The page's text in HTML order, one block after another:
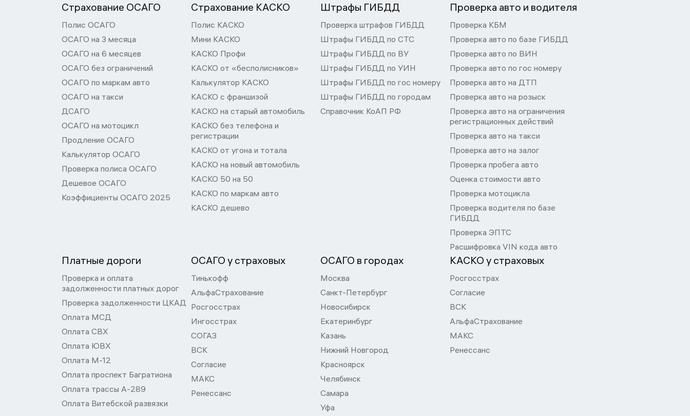
Страхование ОСАГО
Полис ОСАГО
ОСАГО на 3 месяца
ОСАГО на 6 месяцев
ОСАГО без ограничений
ОСАГО по маркам авто
ОСАГО на такси
ДСАГО
ОСАГО на мотоцикл
Продление ОСАГО
Калькулятор ОСАГО
Проверка полиса ОСАГО
Дешевое ОСАГО
Коэффициенты ОСАГО 2025
Страхование КАСКО
Полис КАСКО
Мини КАСКО
КАСКО Профи
КАСКО от «бесполисников»
Калькулятор КАСКО
КАСКО с франшизой
КАСКО на старый автомобиль
КАСКО без телефона и
регистрации
КАСКО от угона и тотала
КАСКО на новый автомобиль
КАСКО 50 на 50
КАСКО по маркам авто
КАСКО дешево
Штрафы ГИБДД
Проверка штрафов ГИБДД
Штрафы ГИБДД по СТС
Штрафы ГИБДД по ВУ
Штрафы ГИБДД по УИН
Штрафы ГИБДД по гос номеру
Штрафы ГИБДД по городам
Справочник КоАП РФ
Проверка авто и водителя
Проверка КБМ
Проверка авто по базе ГИБДД
Проверка авто по ВИН
Проверка авто по гос номеру
Проверка авто на ДТП
Проверка авто на розыск
Проверка авто на ограничения
регистрационных действий
Проверка авто на такси
Проверка авто на залог
Проверка пробега авто
Оценка стоимости авто
Проверка мотоцикла
Проверка водителя по базе
ГИБДД
Проверка ЭПТС
Расшифровка VIN кода авто
Платные дороги
Проверка и оплата
задолженности платных дорог
Проверка задолженности ЦКАД
Оплата МСД
Оплата СВХ
Оплата ЮВХ
Оплата М-12
Оплата проспект Багратиона
Оплата трассы А-289
Оплата Витебской развязки
ОСАГО у страховых
Тинькофф
АльфаСтрахование
Росгосстрах
Ингосстрах
СОГАЗ
ВСК
Согласие
МАКС
Ренессанс
ОСАГО в городах
Москва
Санкт-Петербург
Новосибирск
Екатеринбург
Казань
Нижний Новгород
Красноярск
Челябинск
Самара
Уфа
КАСКО у страховых
Росгосстрах
Согласие
ВСК
АльфаСтрахование
МАКС
Ренессанс